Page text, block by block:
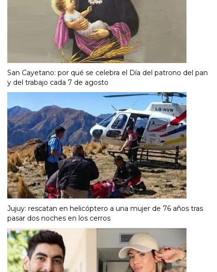
San Cayetano: por qué se celebra el Día del patrono del pan
y del trabajo cada 7 de agosto
Jujuy: rescatan en helicóptero a una mujer de 76 años tras
pasar dos noches en los cerros